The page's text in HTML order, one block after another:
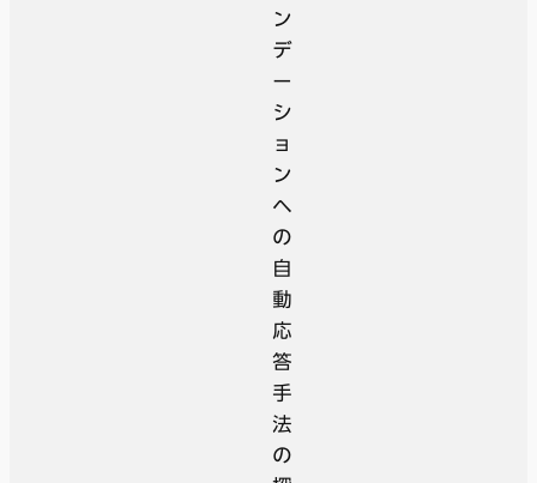
ン
デ
ー
シ
ョ
ン
へ
の
自
動
応
答
手
法
の